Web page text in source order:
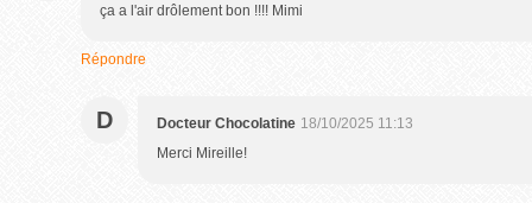
ça a l'air drôlement bon !!!! Mimi
Répondre
D Docteur Chocolatine 18/10/2025 11:13
Merci Mireille!